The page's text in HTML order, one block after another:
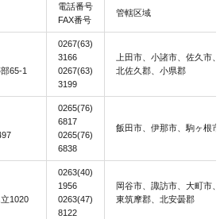
電話番号
FAX番号
管轄区域
65-1
0267(63)
3166
0267(63)
3199
上田市、小諸市、佐久市
北佐久郡、小県郡
0265(76)
6817
0265(76)
6838
飯田市、伊那市、駒ヶ根
1020
0263(40)
1956
0263(47)
8122
岡谷市、諏訪市、大町市
東筑摩郡、北安曇郡